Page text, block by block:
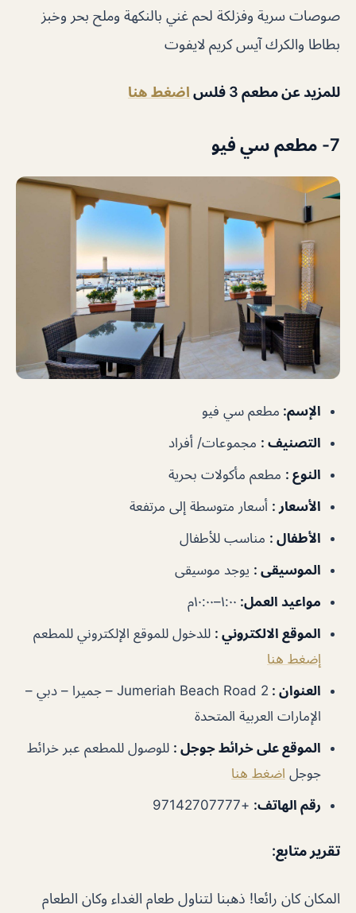
صوصات سرية وفزلكة لحم غني بالنكهة وملح بحر وخبز
بطاطا والكرك آيس كريم لايفوت
للمزيد عنمطعم 3 فلس اضغط هنا
7- مطعم سي فيو
الإسم: مطعم سي فيو
التصنيف : مجموعات/ أفراد
النوع : مطعم مأكولات بحرية
الأسعار : أسعار متوسطة إلى مرتفعة
الأطفال : مناسب للأطفال
الموسيقى : يوجد موسيقى
مواعيد العمل: ١:٠٠–١٠:٠٠م
الموقع الالكتروني : للدخول للموقع الإلكتروني للمطعم
إضغط هنا
العنوان :
Jumeriah Beach Road 2 – جميرا – دبي –
الإمارات العربية المتحدة
الموقع على خرائط جوجل : للوصول للمطعم عبر خرائط
جوجل اضغط هنا
رقم الهاتف:
+97142707777
تقرير متابع:
المكان كان رائعا! ذهبنا لتناول طعام الغداء وكان الطعام